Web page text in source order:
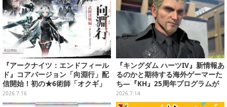
『アークナイツ：エンドフィール
ド』コアバージョン「向淵行」配
信開始！初の★6術師「オクギ」
やガス工業など過去最大規模のア
ップデート
2026.7.16
『キングダム ハーツIV』新情報あ
るのかと期待する海外ゲーマーた
ち―『KH』25周年プログラムが
ディズニー公式ファンイベントに
て実施へ
2026.7.14